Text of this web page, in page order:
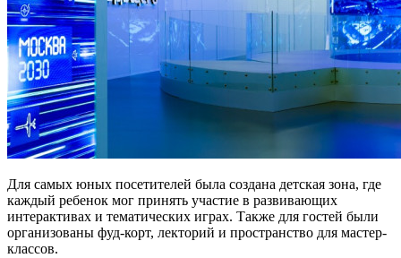
Для самых юных посетителей была создана детская зона, где
каждый ребенок мог принять участие в развивающих
интерактивах и тематических играх. Также для гостей были
организованы фуд-корт, лекторий и пространство для мастер-
классов.